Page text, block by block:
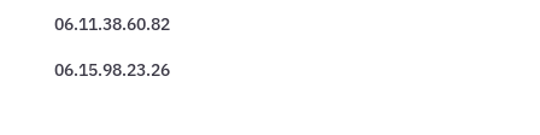
06.11.38.60.82
06.15.98.23.26